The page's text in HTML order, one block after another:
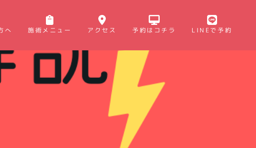
へ 施術メニュー アクセス 予約はコチラ LINEで予約